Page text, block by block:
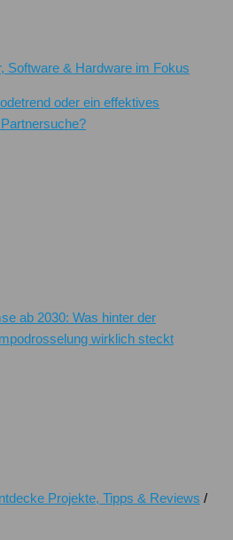
Software & Hardware im Fokus
oder ein effektives
ab 2030: Was hinter der
wirklich steckt
Projekte, Tipps & Reviews /